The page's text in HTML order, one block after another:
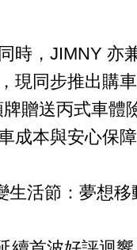
時，JIMNY 亦
現同步推出購
贈送丙式車體
成本與安心保
生活節：夢想